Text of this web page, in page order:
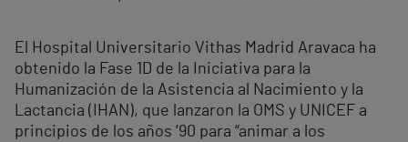
El Hospital Universitario Vithas Madrid Aravaca ha
obtenido la Fase 1D de la Iniciativa para la
Humanización de la Asistencia al Nacimiento y la
Lactancia (IHAN), que lanzaron la OMS y UNICEF a
principios de los años ‘90 para “animar a los